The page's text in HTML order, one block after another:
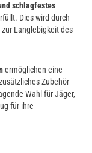
schlagfestes
Dies wird durch
Langlebigkeit des
ermöglichen eine
Zubehör
Wahl für Jäger,
für ihre